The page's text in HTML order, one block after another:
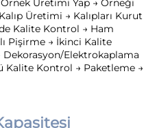
Üretimi → Kalıpları Kurut
Kalite Kontrol → Ham
Pişirme → İkinci Kalite
Dekorasyon/Elektrokaplama
Kalite Kontrol → Paketleme →